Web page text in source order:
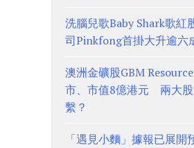
洗腦兒歌Baby Shark歌
司Pinkfong首掛大升逾六
澳洲金礦股GBM
市、市值8億港元 兩大
繫？
「遇見小麵」據報已展